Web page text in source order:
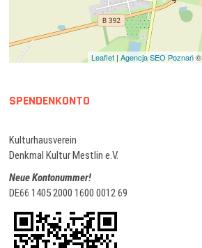
Leaflet| Agencja SEO Poznań©
SPENDENKONTO
Kulturhausverein
Denkmal Kultur Mestlin e.V.
Neue Kontonummer!
DE66 1405 2000 1600 0012 69